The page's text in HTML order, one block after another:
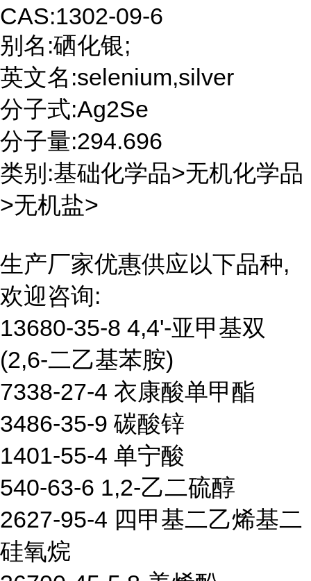
CAS:1302-09-6
别名:硒化银;
英文名:selenium,silver
分子式:Ag2Se
分子量:294.696
类别:基础化学品>无机化学品
>无机盐>
生产厂家优惠供应以下品种,
欢迎咨询:
13680-35-8 4,4'-亚甲基双
(2,6-二乙基苯胺)
7338-27-4 衣康酸单甲酯
3486-35-9 碳酸锌
1401-55-4 单宁酸
540-63-6 1,2-乙二硫醇
2627-95-4 四甲基二乙烯基二
硅氧烷